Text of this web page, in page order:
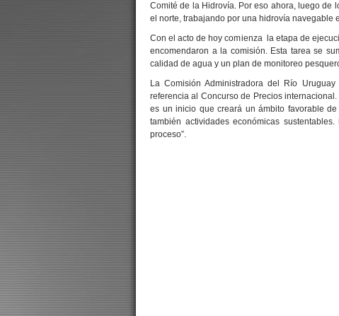
Comité de la Hidrovía. Por eso ahora, luego de
el norte, trabajando por una hidrovía navegable
Con el acto de hoy comienza la etapa de
encomendaron a la comisión. Esta tarea se
calidad de agua y un plan de monitoreo
La Comisión Administradora del Río
referencia al Concurso de Precios
es un inicio que creará un ámbito favorable
también actividades económicas
proceso”.